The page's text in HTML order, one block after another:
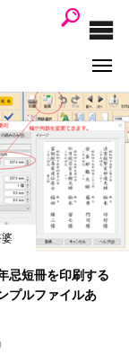
忌短冊を印刷する
プルファイルあ
購入方法
クセル 自由設計